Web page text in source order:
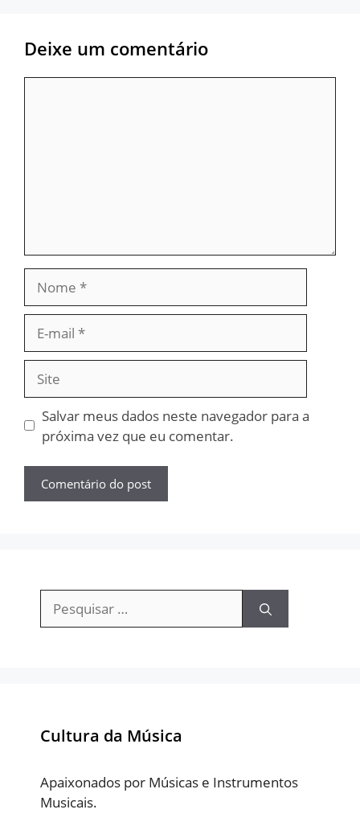
Deixe um comentário
mail
Site
Salvar meus dados neste navegador para a
próxima vez que eu comentar.
Pesquisar
por:
Cultura da Música
Apaixonados por Músicas e Instrumentos
Musicais.